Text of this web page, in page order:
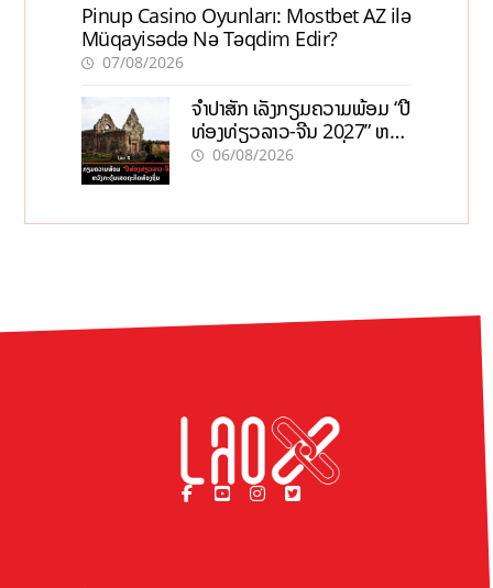
Pinup Casino Oyunları: Mostbet AZ ilə
Müqayisədə Nə Təqdim Edir?
07/08/2026
ຈຳປາສັກ ເລັ່ງກຽມຄວາມພ້ອມ “ປີ
ທ່ອງທ່ຽວລາວ-ຈີນ 2027” ຫວັງ
ກະຕຸ້ນເສດຖະກິດທ້ອງຖິ່ນ
06/08/2026